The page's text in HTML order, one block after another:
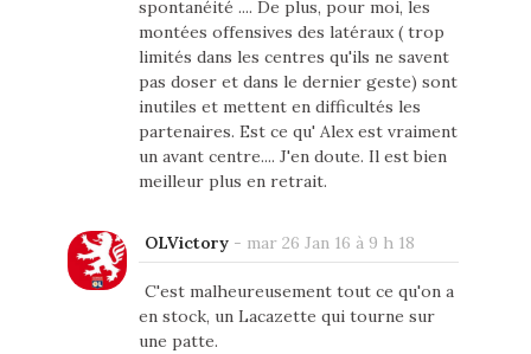
spontanéité .... De plus, pour moi, les
montées offensives des latéraux ( trop
limités dans les centres qu'ils ne savent
pas doser et dans le dernier geste) sont
inutiles et mettent en difficultés les
partenaires. Est ce qu' Alex est vraiment
un avant centre.... J'en doute. Il est bien
meilleur plus en retrait.
OLVictory- mar 26 Jan 16 à 9 h 18
C'est malheureusement tout ce qu'on a
en stock, un Lacazette qui tourne sur
une patte.